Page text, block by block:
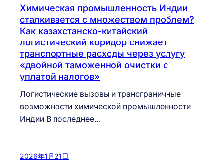
Химическая промышленность Индии
сталкивается с множеством проблем?
Как казахстанско-китайский
логистический коридор снижает
транспортные расходы через услугу
«двойной таможенной очистки с
уплатой налогов»
Логистические вызовы и трансграничные
возможности химической промышленности
Индии В последнее…
2026年1月21日